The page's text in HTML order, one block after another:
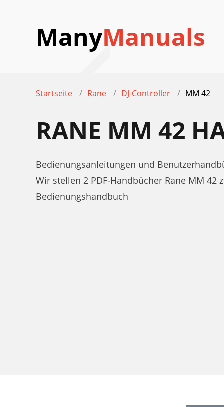
ManyManuals
Startseite Rane DJ-Controller MM 42
RANE MM 42
Bedienungsanleitungen und
Wir stellen 2 PDF-Handbücher Rane MM
Bedienungshandbuch